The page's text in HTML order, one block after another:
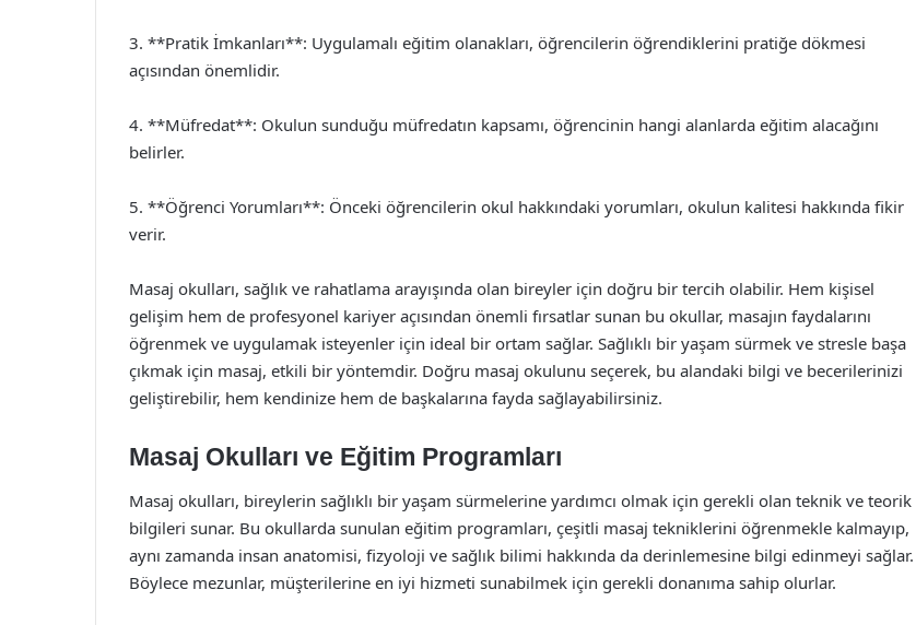
3. **Pratik İmkanları**: Uygulamalı eğitim olanakları, öğrencilerin öğrendiklerini pratiğe dökmesi
açısından önemlidir.
4. **Müfredat**: Okulun sunduğu müfredatın kapsamı, öğrencinin hangi alanlarda eğitim alacağını
belirler.
5. **Öğrenci Yorumları**: Önceki öğrencilerin okul hakkındaki yorumları, okulun kalitesi hakkında fikir
verir.
Masaj okulları, sağlık ve rahatlama arayışında olan bireyler için doğru bir tercih olabilir. Hem kişisel
gelişim hem de profesyonel kariyer açısından önemli fırsatlar sunan bu okullar, masajın faydalarını
öğrenmek ve uygulamak isteyenler için ideal bir ortam sağlar. Sağlıklı bir yaşam sürmek ve stresle başa
çıkmak için masaj, etkili bir yöntemdir. Doğru masaj okulunu seçerek, bu alandaki bilgi ve becerilerinizi
geliştirebilir, hem kendinize hem de başkalarına fayda sağlayabilirsiniz.
Masaj Okulları ve Eğitim Programları
Masaj okulları, bireylerin sağlıklı bir yaşam sürmelerine yardımcı olmak için gerekli olan teknik ve teorik
bilgileri sunar. Bu okullarda sunulan eğitim programları, çeşitli masaj tekniklerini öğrenmekle kalmayıp,
aynı zamanda insan anatomisi, fizyoloji ve sağlık bilimi hakkında da derinlemesine bilgi edinmeyi sağlar.
Böylece mezunlar, müşterilerine en iyi hizmeti sunabilmek için gerekli donanıma sahip olurlar.